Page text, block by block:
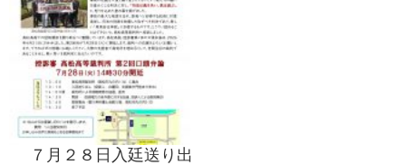
７月２８日入廷送り出